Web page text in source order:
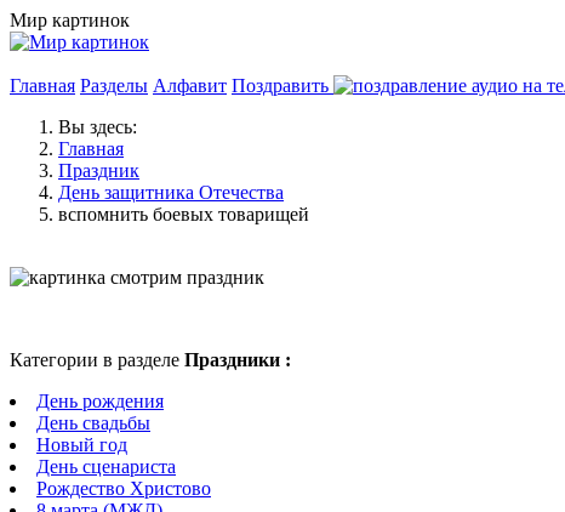
Мир картинок
Главная Разделы Алфавит Поздравить
Вы здесь:
Главная
Праздник
День защитника Отечества
вспомнить боевых товарищей
Категории в разделе Праздники :
День рождения
День свадьбы
Новый год
День сценариста
Рождество Христово